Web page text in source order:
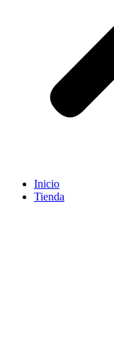
Inicio
Tienda